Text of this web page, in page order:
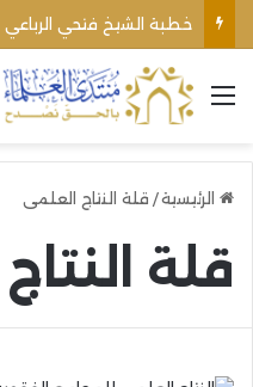
القائمة
الرئيسية/ قلة النتاج العلمى
قلة